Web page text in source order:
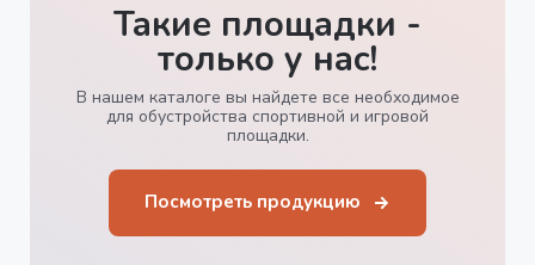
Такие площадки -
только у нас!
В нашем каталоге вы найдете все необходимое
для обустройства спортивной и игровой
площадки.
Посмотреть продукцию